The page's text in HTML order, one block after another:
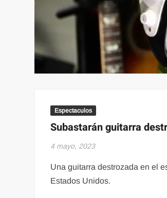
Espectaculos
Subastarán guitarra
4 mayo, 2023
Una guitarra destrozada en el
Estados Unidos.